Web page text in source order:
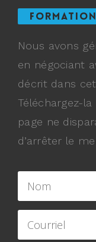
Nous avons
en négociant
décrit dans
Téléchargez-
page ne
d’arrêter le